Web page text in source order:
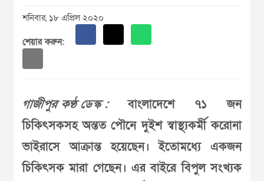
শনিবার, ১৮ এপ্রিল ২০২০
শেয়ার করুন:
গাজীপুর কণ্ঠ ডেস্ক :বাংলাদেশে ৭১ জন
চিকিৎসকসহ অন্তত পৌনে দুইশ স্বাস্থ্যকর্মী করোনা
ভাইরাসে আক্রান্ত হয়েছেন। ইতোমধ্যে একজন
চিকিৎসক মারা গেছেন। এর বাইরে বিপুল সংখ্যক